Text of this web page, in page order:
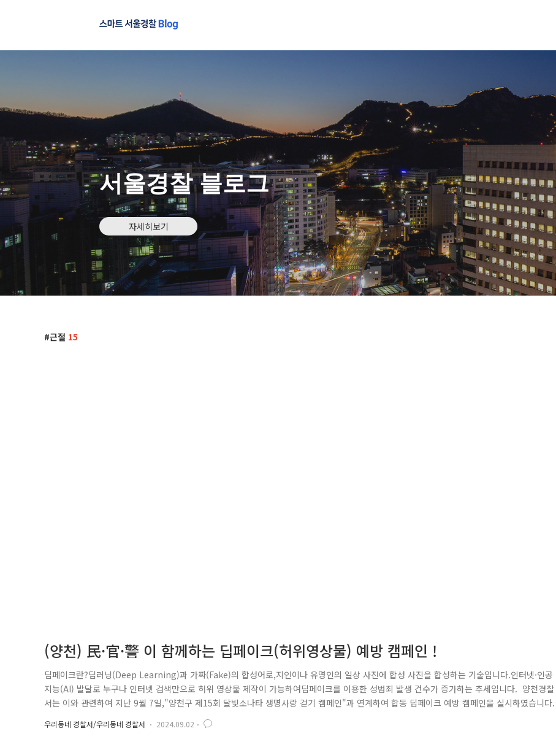
서울경찰 블로그
자세히보기
근절 15
(양천) 民·官·警 이 함께하는 딥페이크(허위영상물) 예방 캠페인 !
딥페이크란?딥러닝(Deep Learning)과 가짜(Fake)의 합성어로,지인이나 유명인의 일상 사진에 합성 사진을 합성하는 기술입니다.인터넷·인공
지능(AI) 발달로 누구나 인터넷 검색만으로 허위 영상물 제작이 가능하여딥페이크를 이용한 성범죄 발생 건수가 증가하는 추세입니다. 양천경찰
서는 이와 관련하여 지난 9월 7일,"양천구 제15회 달빛소나타 생명사랑 걷기 캠페인"과 연계하여 합동 딥페이크 예방 캠페인을 실시하였습니다.
해당 캠페인은 양천경찰서 주관으로 양천구청, 강서양천교육지원청과유관단체 약 200여 명이 함께 참여하여 딥페이크 범죄 전단지를 배부하
고,한강공원까지 약 10km의 거리 행진을 하며 걷기 대회 참여 시민들에게딥페이크 성범죄의 위험성을 적극 홍보하였습니다. ..
우리동네 경찰서/우리동네 경찰서 2024.09.02